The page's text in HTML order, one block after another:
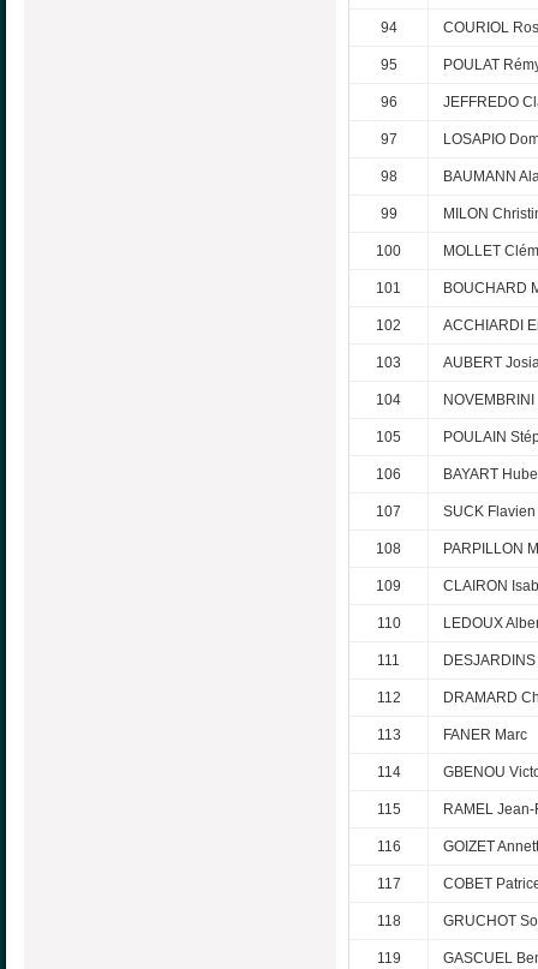
94 COURIOL
95 POULAT
96 JEFFREDO
97 LOSAPIO
98 BAUMANN
99 MILON
100 MOLLET
101 BOUCHARD
102 ACCHIARDI
103 AUBERT
104 NOVEMBRINI
105 POULAIN
106 BAYART
107 SUCK Flavien
108 PARPILLON
109 CLAIRON
110 LEDOUX
111
112 DRAMARD
113 FANER Marc
114 GBENOU
115 RAMEL
116 GOIZET
117 COBET
118 GRUCHOT
119 GASCUEL